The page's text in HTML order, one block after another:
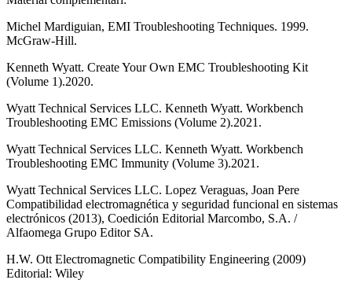
Michel Mardiguian, EMI Troubleshooting Techniques. 1999.
McGraw-Hill.
Kenneth Wyatt. Create Your Own EMC Troubleshooting Kit
(Volume 1).2020.
Wyatt Technical Services LLC. Kenneth Wyatt. Workbench
Troubleshooting EMC Emissions (Volume 2).2021.
Wyatt Technical Services LLC. Kenneth Wyatt. Workbench
Troubleshooting EMC Immunity (Volume 3).2021.
Wyatt Technical Services LLC. Lopez Veraguas, Joan Pere
Compatibilidad electromagnética y seguridad funcional en sistemas
electrónicos (2013), Coedición Editorial Marcombo, S.A. /
Alfaomega Grupo Editor SA.
H.W. Ott Electromagnetic Compatibility Engineering (2009)
Editorial: Wiley